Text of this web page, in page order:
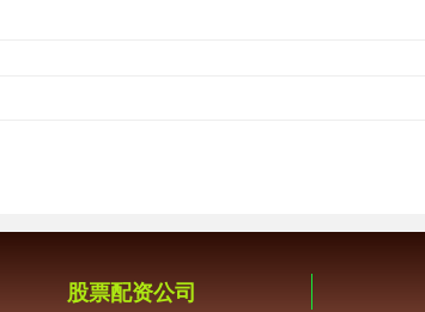
股票配资公司